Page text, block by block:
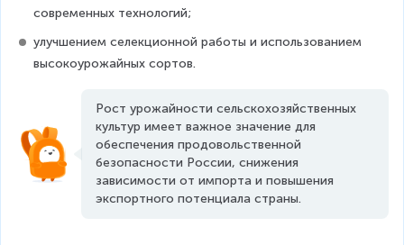
современных технологий;
улучшением селекционной работы и использованием
высокоурожайных сортов.
Рост урожайности сельскохозяйственных
культур имеет важное значение для
обеспечения продовольственной
безопасности России, снижения
зависимости от импорта и повышения
экспортного потенциала страны.